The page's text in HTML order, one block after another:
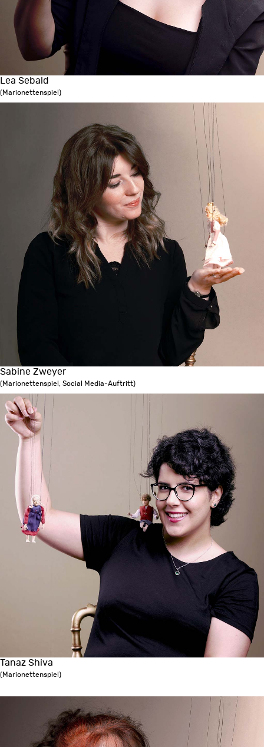
Lea Sebald
(Marionettenspiel)
Sabine Zweyer
(Marionettenspiel, Social Media-Auftritt)
Tanaz Shiva
(Marionettenspiel)